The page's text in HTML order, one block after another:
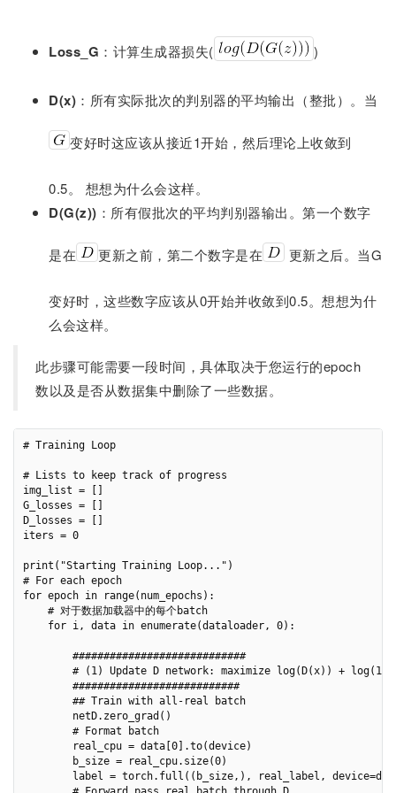
Loss_G ：计算生成器损失( )
D(x) ：所有实际批次的判别器的平均输出（整批）。当
变好时这应该从接近1开始，然后理论上收敛到
0.5。 想想为什么会这样。
D(G(z)) ：所有假批次的平均判别器输出。第一个数字
是在 更新之前，第二个数字是在 更新之后。当G
变好时，这些数字应该从0开始并收敛到0.5。想想为什
么会这样。
此步骤可能需要一段时间，具体取决于您运行的epoch
数以及是否从数据集中删除了一些数据。
# Training Loop
# Lists to keep track of progress
img_list = []
G_losses = []
D_losses = []
iters = 0
print("Starting Training Loop...")
# For each epoch
for epoch in range(num_epochs):
    # 对于数据加载器中的每个batch
    for i, data in enumerate(dataloader, 0):
        ############################
# (1) Update D network: maximize log(D(x)) + log(1
        ###########################
        ## Train with all-real batch
        netD.zero_grad()
        # Format batch
        real_cpu = data[0].to(device)
        b_size = real_cpu.size(0)
label = torch.full((b_size,), real_label,